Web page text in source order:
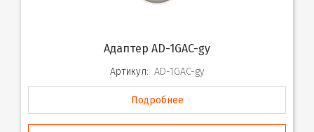
Адаптер AD-1GAC-gy
Артикул: AD-1GAC-gy
Подробнее